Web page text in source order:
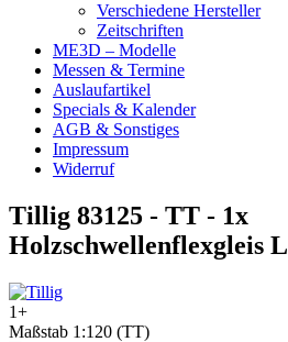
Verschiedene Hersteller
Zeitschriften
ME3D – Modelle
Messen & Termine
Auslaufartikel
Specials & Kalender
AGB & Sonstiges
Impressum
Widerruf
Tillig 83125 - TT - 1x
Holzschwellenflexgleis
1+
Maßstab 1:120 (TT)